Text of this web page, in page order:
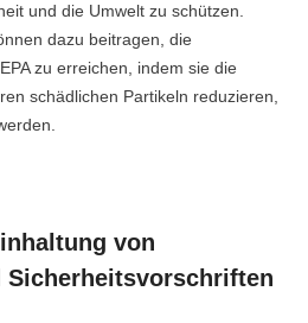
und die Umwelt zu schützen.
dazu beitragen, die
zu erreichen, indem sie die
schädlichen Partikeln reduzieren,
von
Sicherheitsvorschriften